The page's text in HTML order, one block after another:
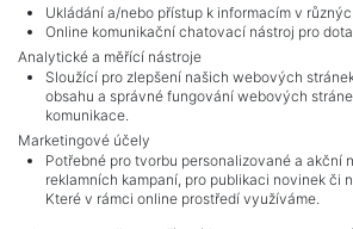
NAVIGACE
Ukládání a/nebo přístup k informacím v
Online komunikační chatovací nástroj pro
Analytické a měřící nástroje
Sloužící pro zlepšení našich webových
obsahu a správné fungování webových
komunikace.
Marketingové účely
Potřebné pro tvorbu personalizované a akční
reklamních kampaní, pro publikaci novinek či
Které v rámci online prostředí využíváme.